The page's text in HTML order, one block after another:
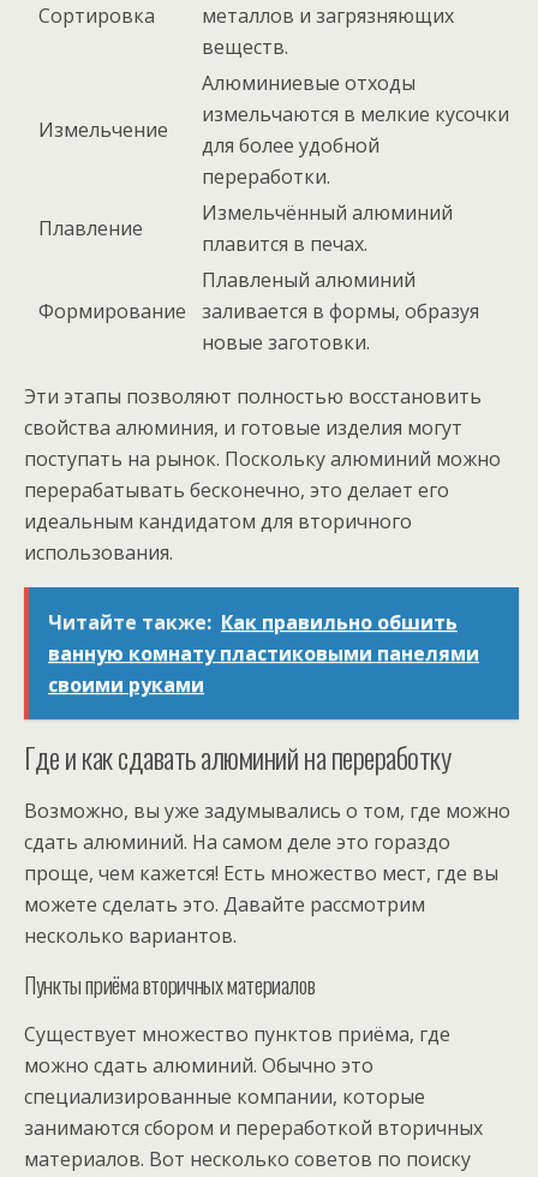
Сортировка
металлов и загрязняющих
веществ.
Измельчение
Алюминиевые отходы
измельчаются в мелкие кусочки
для более удобной
переработки.
Плавление
Измельчённый алюминий
плавится в печах.
Формирование
Плавленый алюминий
заливается в формы, образуя
новые заготовки.
Эти этапы позволяют полностью восстановить
свойства алюминия, и готовые изделия могут
поступать на рынок. Поскольку алюминий можно
перерабатывать бесконечно, это делает его
идеальным кандидатом для вторичного
использования.
Читайте также: Как правильно обшить
ванную комнату пластиковыми панелями
своими руками
Где и как сдавать алюминий на переработку
Возможно, вы уже задумывались о том, где можно
сдать алюминий. На самом деле это гораздо
проще, чем кажется! Есть множество мест, где вы
можете сделать это. Давайте рассмотрим
несколько вариантов.
Пункты приёма вторичных материалов
Существует множество пунктов приёма, где
можно сдать алюминий. Обычно это
специализированные компании, которые
занимаются сбором и переработкой вторичных
материалов. Вот несколько советов по поиску